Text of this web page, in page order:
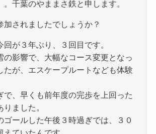
。千葉のやままさ鉄と申します。
加されましたでしょうか？
回が３年ぶり、３回目です。
の影響で、大幅なコース変更となっ
たが、エスケープルートなども体験
で、早くも前年度の完歩を上回った
ました。
ゴールした午後３時過ぎでは、３０